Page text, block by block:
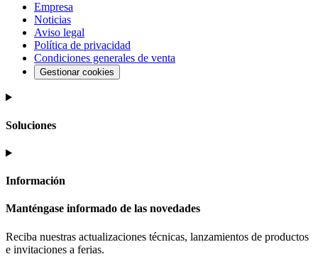
Empresa
Noticias
Aviso legal
Política de privacidad
Condiciones generales de venta
Gestionar cookies
Soluciones
Información
Manténgase informado de las novedades
Reciba nuestras actualizaciones técnicas, lanzamientos de productos
e invitaciones a ferias.